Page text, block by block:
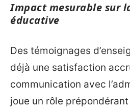
Impact mesurable sur
éducative
Des témoignages
déjà une satisfaction
communication avec
joue un rôle